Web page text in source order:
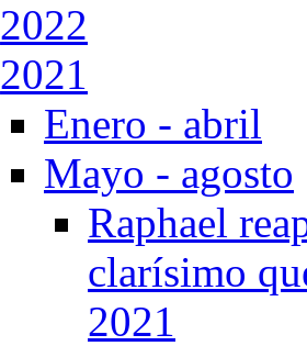
2022
2021
Enero - abril
Mayo - agosto
Raphael
clarísimo
2021